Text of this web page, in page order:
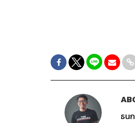
ธน